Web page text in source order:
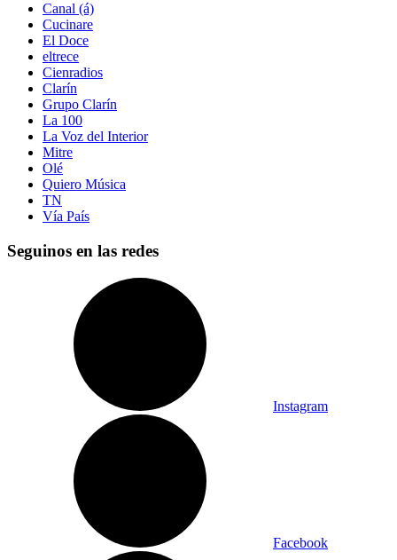
Canal (á)
Cucinare
El Doce
eltrece
Cienradios
Clarín
Grupo Clarín
La 100
La Voz del Interior
Mitre
Olé
Quiero Música
TN
Vía País
Seguinos en las redes
Instagram
Facebook